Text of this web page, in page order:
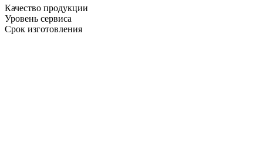
Качество продукции
Уровень сервиса
Срок изготовления